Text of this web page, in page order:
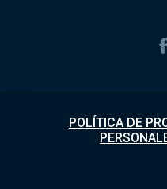
POLÍTICA DE